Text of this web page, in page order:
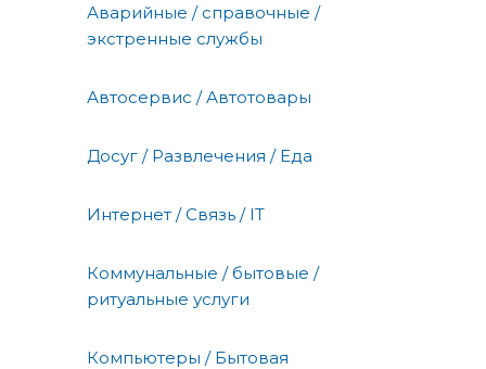
Аварийные / справочные /
экстренные службы
Автосервис / Автотовары
Досуг / Развлечения / Еда
Интернет / Связь / IT
Коммунальные / бытовые /
ритуальные услуги
Компьютеры / Бытовая